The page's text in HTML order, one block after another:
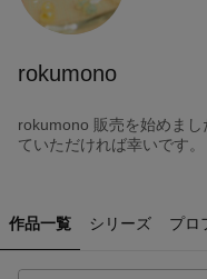
rokumono
rokumono 販売を始めま
ていただければ幸いです。
作品一覧 シリーズ プロ